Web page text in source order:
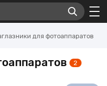
для фотоаппаратов
2